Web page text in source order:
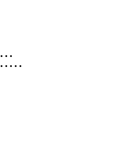
• • •
• • • • •